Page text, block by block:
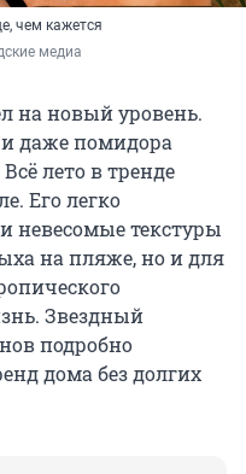
чем кажется
медиа
на новый уровень.
даже помидора
лето в тренде
Его легко
невесомые текстуры
на пляже, но и для
Звездный
подробно
дома без долгих